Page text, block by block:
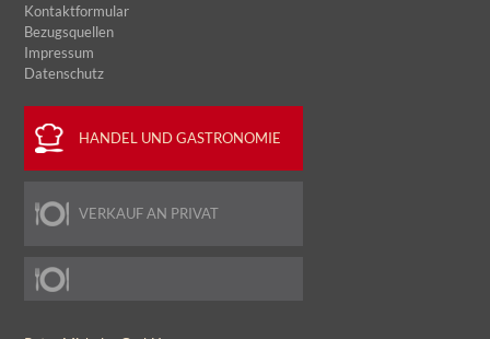
Kontaktformular
Bezugsquellen
Impressum
Datenschutz
HANDEL UND GASTRONOMIE
VERKAUF AN PRIVAT